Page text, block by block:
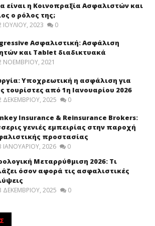
είναι η Κοινοπραξία Ασφαλιστών και
ο ρόλος της;
ΙΟΥΛΊΟΥ, 2023 0
Ασφαλιστική: Ασφάλιση
και Tablet διαδικτυακά
ΝΟΕΜΒΡΊΟΥ, 2021
Υποχρεωτική η ασφάλιση για
τουρίστες από 1η Ιανουαρίου 2026
ΔΕΚΕΜΒΡΊΟΥ, 2025 0
Insurance & Reinsurance Brokers:
γενιές εμπειρίας στην παροχή
προστασίας
ΙΑΝΟΥΑΡΊΟΥ, 2026 0
Μεταρρύθμιση 2026: Τι
όσον αφορά τις ασφαλιστικές
ΔΕΚΕΜΒΡΊΟΥ, 2025 0